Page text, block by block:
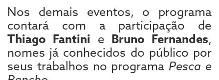
Nos demais eventos, o programa
contará com a participação de
Thiago Fantini e Bruno Fernandes,
nomes já conhecidos do público por
seus trabalhos no programa Pesca e